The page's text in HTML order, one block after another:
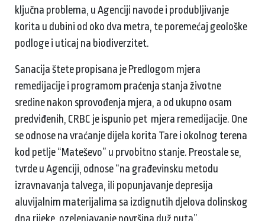
ključna problema, u Agenciji navode i produbljivanje
korita u dubini od oko dva metra, te poremećaj geološke
podloge i uticaj na biodiverzitet.
Sanacija štete propisana je Predlogom mjera
remedijacije i programom praćenja stanja životne
sredine nakon sprovođenja mjera, a od ukupno osam
predviđenih, CRBC je ispunio pet mjera remedijacije. One
se odnose na vraćanje dijela korita Tare i okolnog terena
kod petlje “Mateševo” u prvobitno stanje. Preostale se,
tvrde u Agenciji, odnose “na građevinsku metodu
izravnavanja talvega, ili popunjavanje depresija
aluvijalnim materijalima sa izdignutih djelova dolinskog
dna rijeke, ozelenjavanje površina duž puta”.